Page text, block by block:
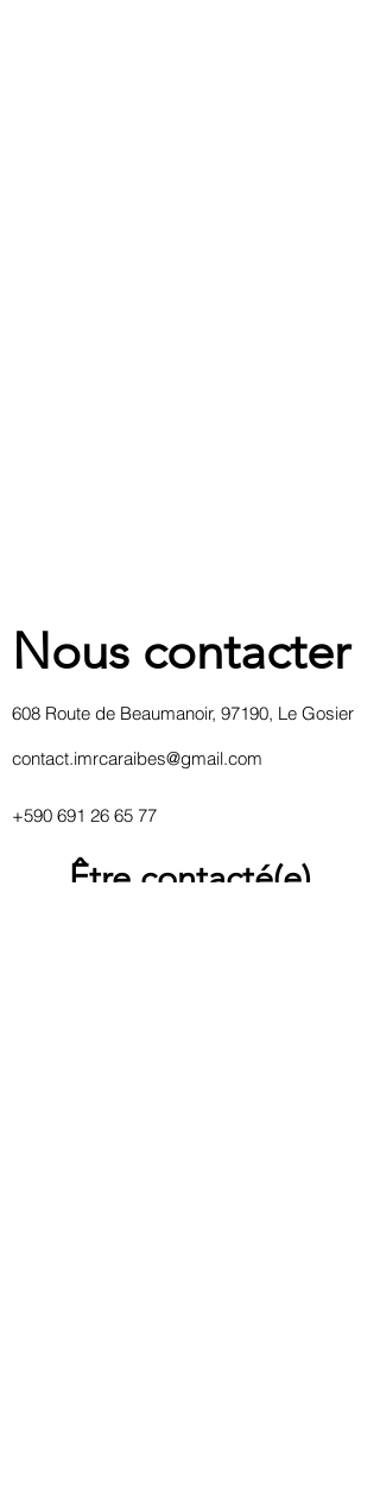
Nous contacter
608 Route de Beaumanoir, 97190, Le Gosier
contact.imrcaraibes@gmail.com
+590 691 26 65 77
Être contacté(e)